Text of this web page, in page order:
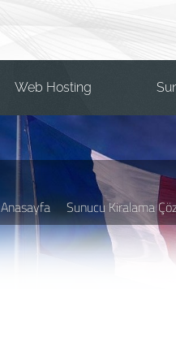
Web Hosting
Anasayfa Sunucu Kiralama